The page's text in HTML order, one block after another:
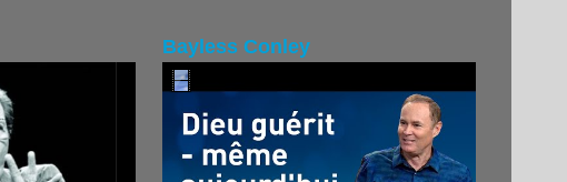
Bayless Conley